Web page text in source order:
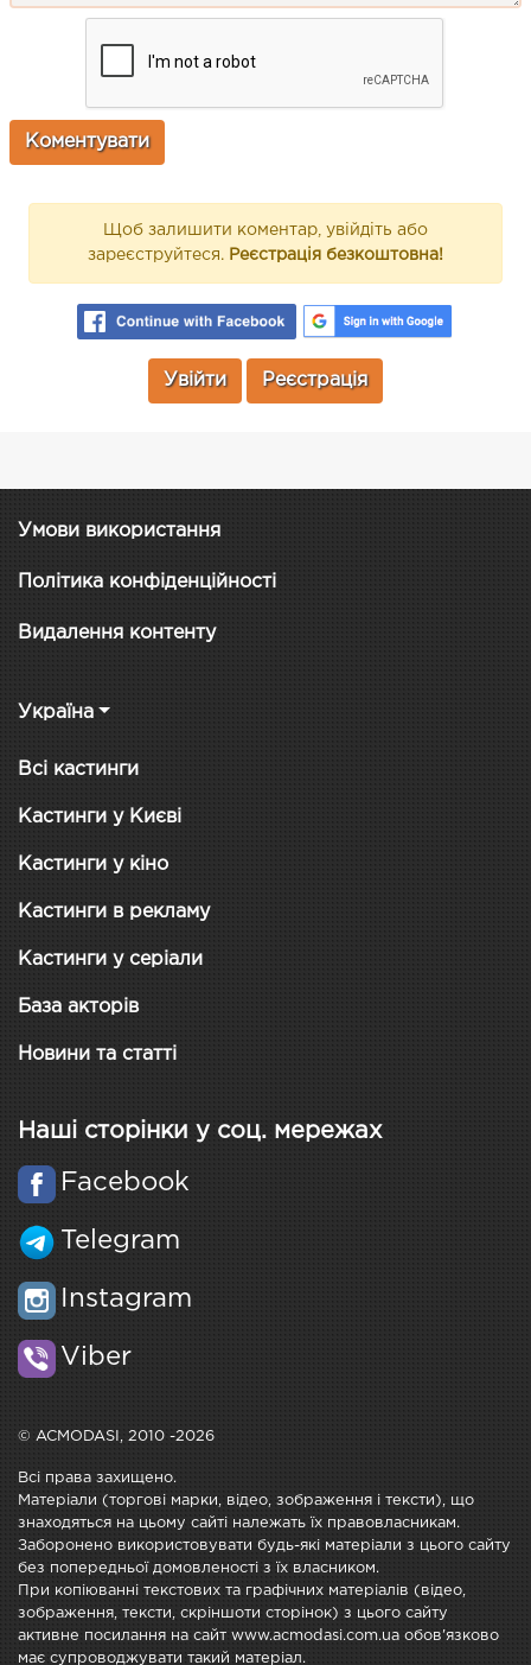
Щоб залишити коментар, увійдіть або
зареєструйтеся. Реєстрація безкоштовна!
Увійти Реєстрація
Умови використання
Політика конфіденційності
Видалення контенту
Україна
Всі кастинги
Кастинги у Києві
Кастинги у кіно
Кастинги в рекламу
Кастинги у серіали
База акторів
Новини та статті
Наші сторінки у соц. мережах
Facebook
Telegram
Instagram
Viber
© ACMODASI, 2010 -2026
Всі права захищено.
Матеріали (торгові марки, відео, зображення і тексти), що
знаходяться на цьому сайті належать їх правовласникам.
Заборонено використовувати будь-які матеріали з цього сайту
без попередньої домовленості з їх власником.
При копіюванні текстових та графічних матеріалів (відео,
зображення, тексти, скріншоти сторінок) з цього сайту
активне посилання на сайт www.acmodasi.com.ua обов'язково
має супроводжувати такий матеріал.